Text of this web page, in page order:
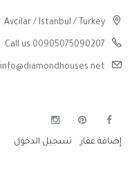
Avcilar / Istanbul / Turkey
Call us 00905075090207
info@diamondhouses.net
إضافة عقار تسجيل الدخول